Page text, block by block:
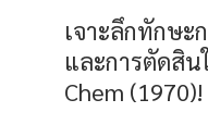
เจาะลึกทักษ
และการตัดสิน
Chem (1970)!